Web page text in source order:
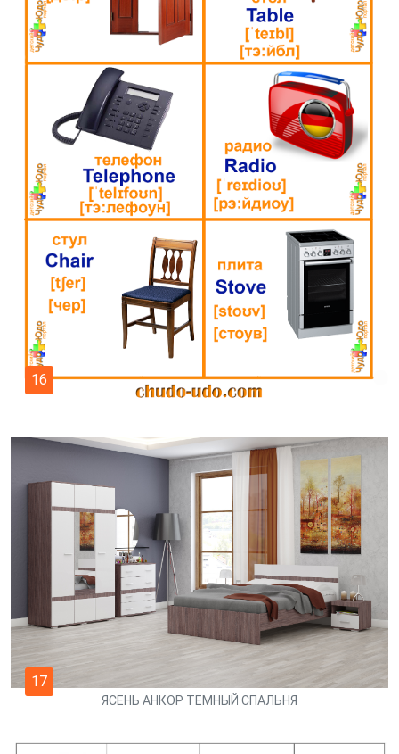
16
17
ЯСЕНЬ АНКОР ТЕМНЫЙ СПАЛЬНЯ